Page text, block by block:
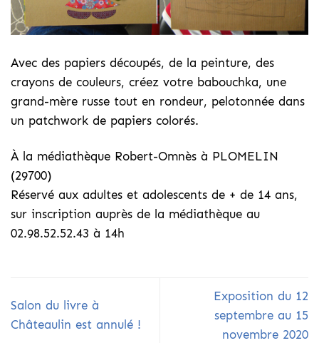
Avec des papiers découpés, de la peinture, des
crayons de couleurs, créez votre babouchka, une
grand-mère russe tout en rondeur, pelotonnée dans
un patchwork de papiers colorés.
À la médiathèque Robert-Omnès à PLOMELIN
(29700)
Réservé aux adultes et adolescents de + de 14 ans,
sur inscription auprès de la médiathèque au
02.98.52.52.43 à 14h
Salon du livre à
Châteaulin est annulé !
Exposition du 12
septembre au 15
novembre 2020